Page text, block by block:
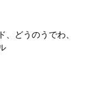
どうのうでわ、